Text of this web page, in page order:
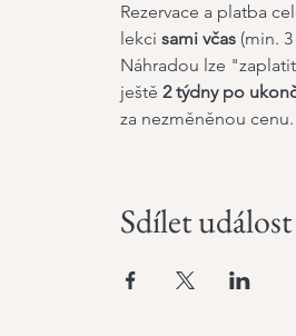
Rezervace a platba
lekci sami včas (min. 3
Náhradou lze
ještě 2 týdny po
za nezměněnou cenu.
Sdílet událost